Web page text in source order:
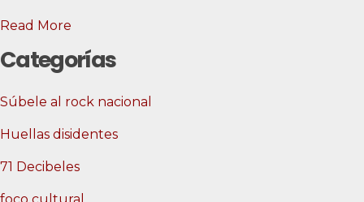
Read More
Categorías
Súbele al rock nacional
Huellas disidentes
71 Decibeles